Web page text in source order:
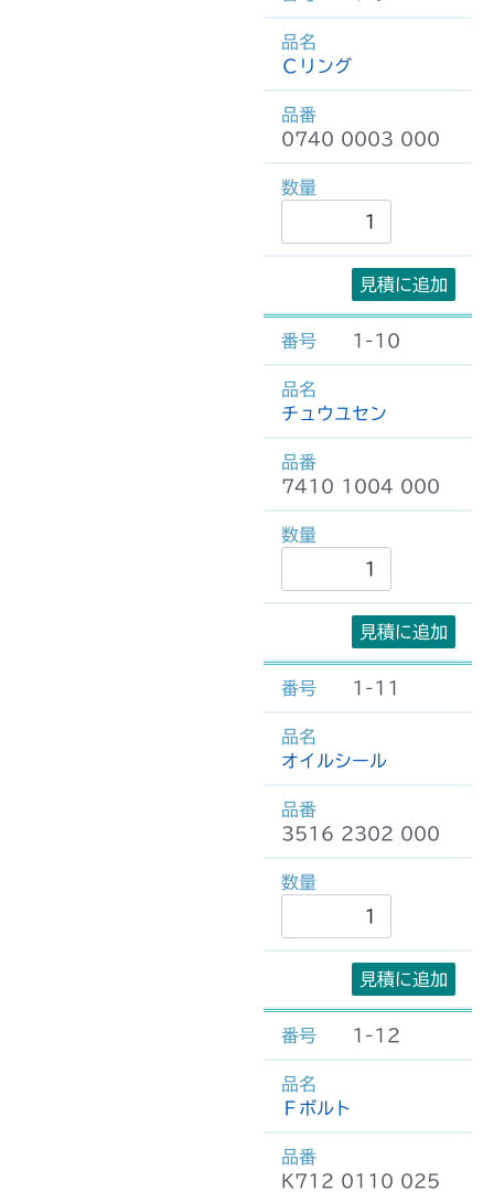
Ｃリング
0740 0003 000
見積に追加
1-10
チュウユセン
7410 1004 000
見積に追加
1-11
オイルシール
3516 2302 000
見積に追加
1-12
Ｆボルト
K712 0110 025